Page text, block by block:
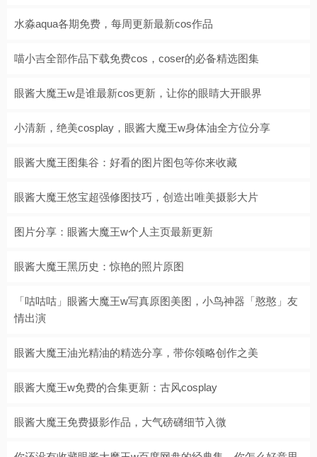
水淼aqua各期免费，每周更新最新cos作品
喵小吉全部作品下载免费cos，coser的必备精选图集
眼酱大魔王w是谁最新cos更新，让你的眼睛大开眼界
小清新，绝美cosplay，眼酱大魔王w身体油全方位分享
眼酱大魔王图集谷：好看的图片图包等你来收藏
眼酱大魔王悠宝超强修图技巧，创造出唯美摄影大片
图片分享：眼酱大魔王w个人主页最新更新
眼酱大魔王黑历史：惊艳的照片原图
「咕咕咕」眼酱大魔王w写真原图美图，小鸟神器「憨憨」友
情出演
眼酱大魔王油光精油的精选分享，带你领略创作之美
眼酱大魔王w免费的合集更新：古风cosplay
眼酱大魔王免费摄影作品，大气磅礴细节入微